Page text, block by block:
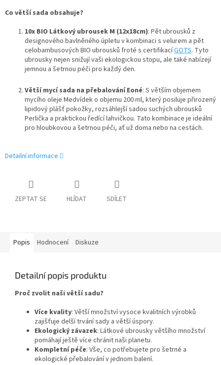
Co větší sada obsahuje?
10x BIO Látkový ubrousek M (12x18cm): Pět ubrousků z
designového bavlněného úpletu v kombinaci s velurem a pět
celobambusových BIO ubrousků froté s certifikacíGOTS. Tyto
ubrousky nejen snižují vaši ekologickou stopu, ale také nabízejí
jemnou a šetrnou péči pro každý den.
Větší mycí sada na přebalování Eoné: S větším objemem
mycího oleje Medvídek o objemu 200 ml, který posiluje přirozený
lipidový plášť pokožky, rozsáhlejší sadou suchých ubrousků
Perlička a praktickou ředící lahvičkou. Tato kombinace je ideální
pro hloubkovou a šetrnou péči, ať už doma nebo na cestách.
Detailní informace
ZEPTAT SE HLÍDAT SDÍLET
Popis Hodnocení Diskuze
Detailní popis produktu
Proč zvolit naši větší sadu?
Více kvality: Větší množství vysoce kvalitních výrobků
zajišťuje delší trvání sady a větší úspory.
Ekologický závazek: Látkové ubrousky většího množství
pomáhají ještě více chránit naši planetu.
Kompletní péče: Vše, co potřebujete pro šetrné a
ekologické přebalování v jednom balení.